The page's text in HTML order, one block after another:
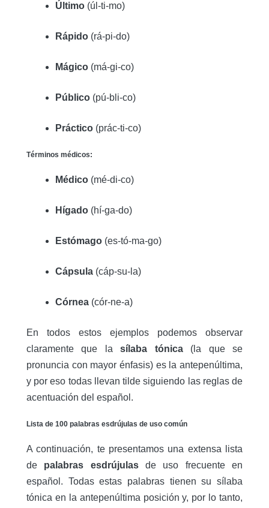
Último (úl-ti-mo)
Rápido (rá-pi-do)
Mágico (má-gi-co)
Público (pú-bli-co)
Práctico (prác-ti-co)
Términos médicos:
Médico (mé-di-co)
Hígado (hí-ga-do)
Estómago (es-tó-ma-go)
Cápsula (cáp-su-la)
Córnea (cór-ne-a)
En todos estos ejemplos podemos observar
claramente que lasílaba tónica(la que se
pronuncia con mayor énfasis) es la antepenúltima,
y por eso todas llevan tilde siguiendo las reglas de
acentuación del español.
Lista de 100 palabras esdrújulas de uso común
A continuación, te presentamos una extensa lista
de palabras esdrújulasde uso frecuente en
español. Todas estas palabras tienen su sílaba
tónica en la antepenúltima posición y, por lo tanto,